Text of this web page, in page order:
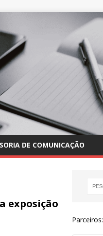
DE COMUNICAÇÃO
exposição
Parceiros: